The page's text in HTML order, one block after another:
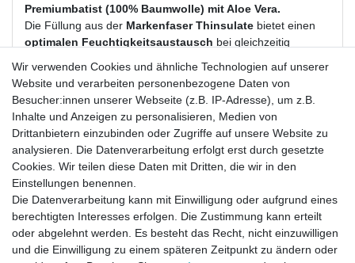
Premiumbatist (100% Baumwolle) mit Aloe Vera.
Die Füllung aus der Markenfaser Thinsulate bietet einen
optimalen Feuchtigkeitsaustausch bei gleichzeitig
kann problemlos
gewaschen werden und ist
Klein zusammengerollt
passt das Steppbett
Hochwertige, handwerkliche Atelierfertigung, Made in
Germany.
Besonderheiten:ultra leicht, Reisebett XXL, Übergröße,
Doppelbett
Maße:200 x 200 cm
Wir verwenden Cookies und ähnliche Technologien auf unserer
Website und verarbeiten personenbezogene Daten von
Besucher:innen unserer Webseite (z.B. IP-Adresse), um z.B.
Inhalte und Anzeigen zu personalisieren, Medien von
Drittanbietern einzubinden oder Zugriffe auf unsere Website zu
analysieren. Die Datenverarbeitung erfolgt erst durch gesetzte
Cookies. Wir teilen diese Daten mit Dritten, die wir in den
Einstellungen benennen.
Die Datenverarbeitung kann mit Einwilligung oder aufgrund eines
berechtigten Interesses erfolgen. Die Zustimmung kann erteilt
oder abgelehnt werden. Es besteht das Recht, nicht einzuwilligen
und die Einwilligung zu einem späteren Zeitpunkt zu ändern oder